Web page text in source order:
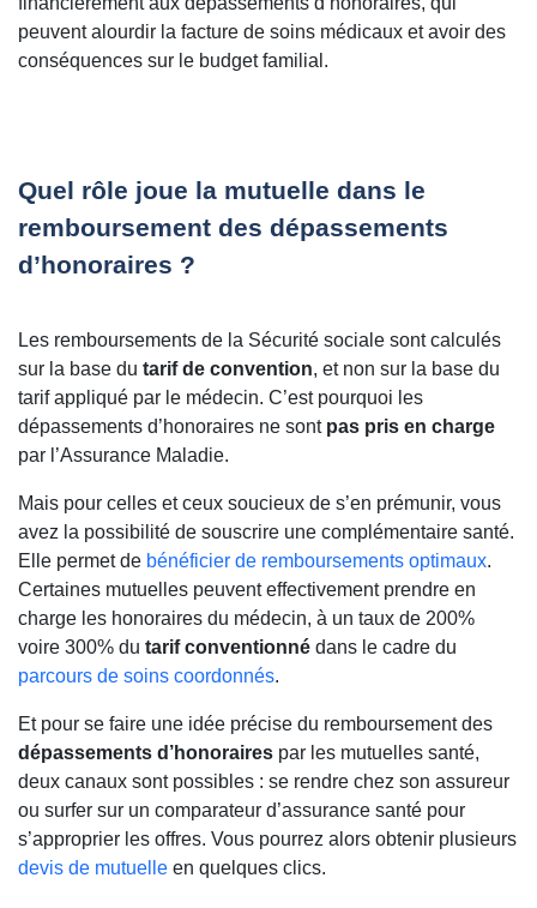
peuvent alourdir la facture de soins médicaux et avoir des
conséquences sur le budget familial.
Quel rôle joue la mutuelle dans le
remboursement des dépassements
d’honoraires ?
Les remboursements de la Sécurité sociale sont calculés
sur la base du tarif de convention, et non sur la base du
tarif appliqué par le médecin. C’est pourquoi les
dépassements d’honoraires ne sont pas pris en charge
par l’Assurance Maladie.
Mais pour celles et ceux soucieux de s’en prémunir, vous
avez la possibilité de souscrire une complémentaire santé.
Elle permet de bénéficier de remboursements optimaux.
Certaines mutuelles peuvent effectivement prendre en
charge les honoraires du médecin, à un taux de 200%
voire 300% du tarif conventionné dans le cadre du
parcours de soins coordonnés.
Et pour se faire une idée précise du remboursement des
dépassements d’honoraires par les mutuelles santé,
deux canaux sont possibles : se rendre chez son assureur
ou surfer sur un comparateur d’assurance santé pour
s’approprier les offres. Vous pourrez alors obtenir plusieurs
devis de mutuelle en quelques clics.